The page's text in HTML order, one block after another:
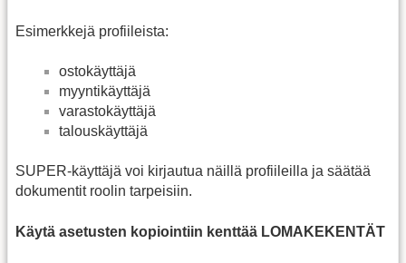
Esimerkkejä profiileista:
ostokäyttäjä
myyntikäyttäjä
varastokäyttäjä
talouskäyttäjä
SUPER‑käyttäjä voi kirjautua näillä profiileilla ja säätää
dokumentit roolin tarpeisiin.
Käytä asetusten kopiointiin kenttää LOMAKEKENTÄT